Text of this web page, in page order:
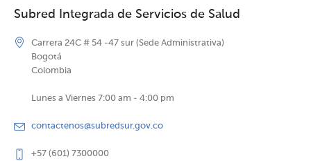
Subred Integrada de Servicios de Salud
Carrera 24C # 54 -47 sur (Sede Administrativa)
Bogotá
Colombia
Lunes a Viernes 7:00 am - 4:00 pm
contactenos@subredsur.gov.co
+57 (601) 7300000